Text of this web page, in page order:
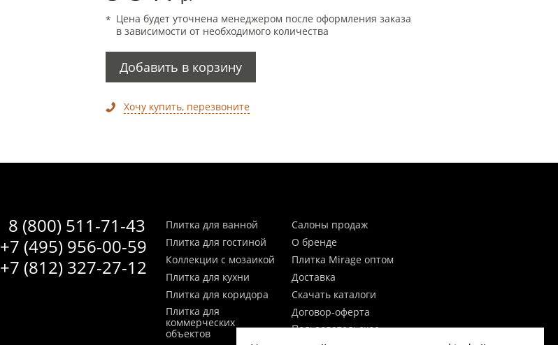
Цена будет уточнена менеджером после оформления заказа
в зависимости от необходимого количества
Добавить в корзину
Хочу купить, перезвоните
8 (800) 511-71-43
+7 (495) 956-00-59
+7 (812) 327-27-12
Плитка для ванной
Плитка для гостиной
Коллекции с мозаикой
Плитка для кухни
Плитка для коридора
Плитка для
коммерческих
объектов
Салоны продаж
О бренде
Плитка Mirage оптом
Доставка
Скачать каталоги
Договор-оферта
Пользовательское